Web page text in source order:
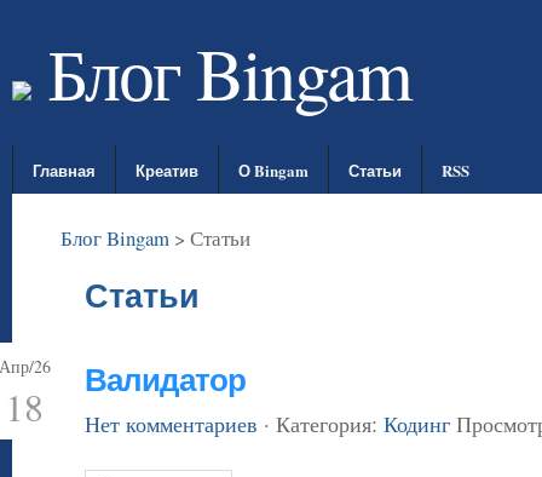
Блог Bingam
Главная Креатив О Bingam Статьи RSS
Блог Bingam > Статьи
Статьи
26
18
Валидатор
Нет комментариев · Категория: Кодинг